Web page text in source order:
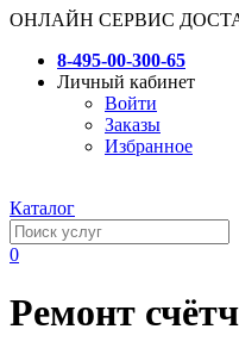
ОНЛАЙН СЕРВИС
8-495-00-300-65
Личный кабинет
Войти
Заказы
Избранное
Каталог
0
Ремонт